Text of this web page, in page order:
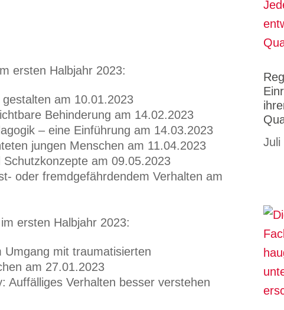
ersten Halbjahr 2023:
am 10.01.2023
Behinderung am 14.02.2023
– eine Einführung am 14.03.2023
jungen Menschen am 11.04.2023
Schutzkonzepte am 09.05.2023
oder fremdgefährdendem Verhalten am
im ersten Halbjahr 2023:
Umgang mit traumatisierten
am 27.01.2023
Auffälliges Verhalten besser verstehen
Juli